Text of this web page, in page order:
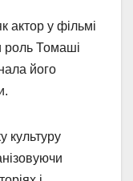
актор у фільмі
роль Томаші
його
культуру